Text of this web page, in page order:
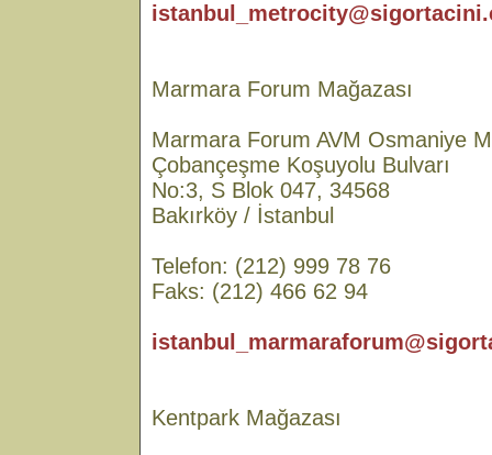
Marmara Forum Mağazası
Marmara Forum AVM Osmaniye
Çobançeşme Koşuyolu Bulvarı
No:3, S Blok 047, 34568
Bakırköy / İstanbul
Telefon: (212) 999 78 76
Faks: (212) 466 62 94
Kentpark Mağazası